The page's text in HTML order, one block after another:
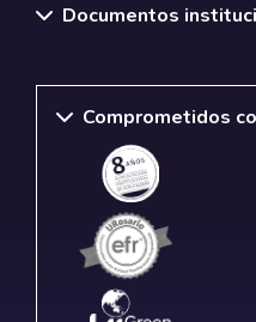
Documentos
Comprometidos